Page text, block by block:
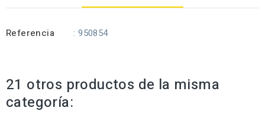
Referencia : 950854
21 otros productos de la misma
categoría: